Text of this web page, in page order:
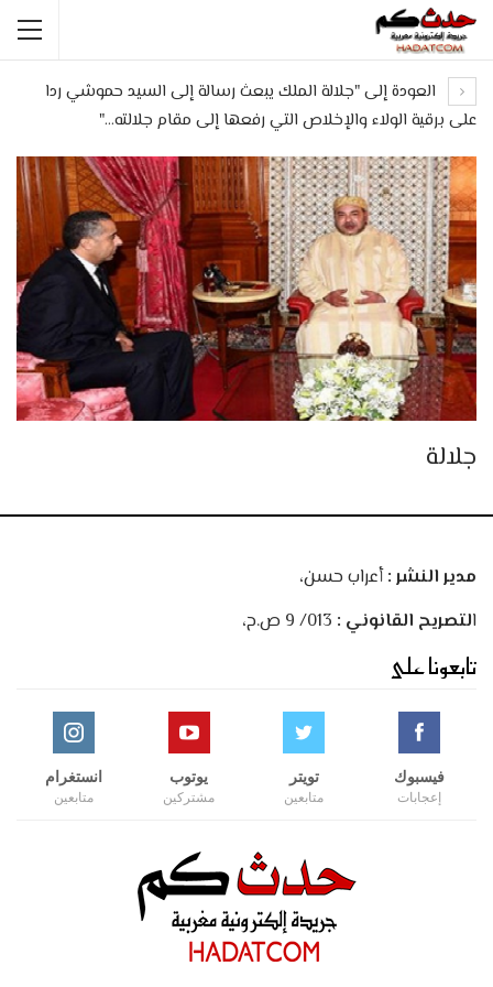
العودة إلى "جلالة الملك يبعث رسالة إلى السيد حموشي ردا
على برقية الولاء والإخلاص التي رفعها إلى مقام جلالته…"
جلالة
مدير النشر :أعراب حسن،
التصريح القانوني :
تابعونا على
فيسبوك
إعجابات
تويتر
متابعين
يوتوب
مشتركين
انستغرام
متابعين